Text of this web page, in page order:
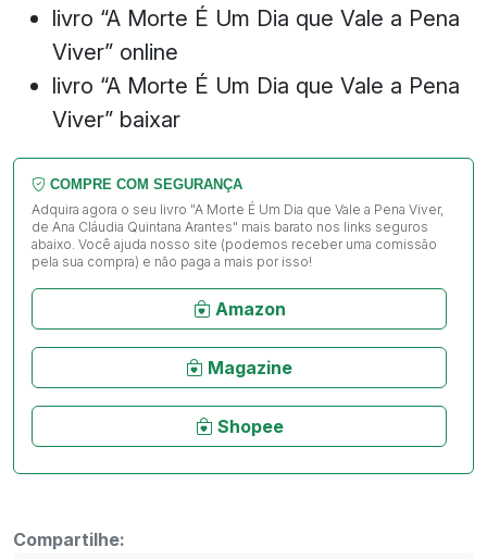
livro “A Morte É Um Dia que Vale a Pena
Viver” online
livro “A Morte É Um Dia que Vale a Pena
Viver” baixar
COMPRE COM SEGURANÇA
Adquira agora o seu livro "A Morte É Um Dia que Vale a Pena Viver,
de Ana Cláudia Quintana Arantes" mais barato nos links seguros
abaixo. Você ajuda nosso site (podemos receber uma comissão
pela sua compra) e não paga a mais por isso!
Amazon
Magazine
Shopee
Compartilhe: